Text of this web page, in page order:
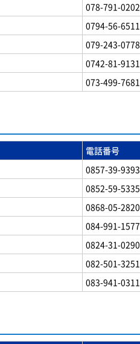
078-791-0202
0794-56-6511
079-243-0778
0742-81-9131
073-499-7681
電話番号
0857-39-9393
0852-59-5335
0868-05-2820
084-991-1577
0824-31-0290
082-501-3251
083-941-0311